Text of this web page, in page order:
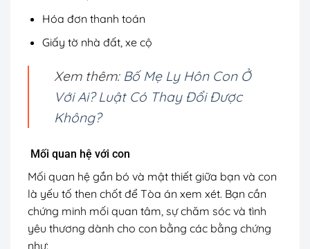
Hóa đơn thanh toán
Giấy tờ nhà đất, xe cộ
Xem thêm: Bố Mẹ Ly Hôn Con Ở
Với Ai? Luật Có Thay Đổi Được
Không?
Mối quan hệ với con
Mối quan hệ gắn bó và mật thiết giữa bạn và con
là yếu tố then chốt để Tòa án xem xét. Bạn cần
chứng minh mối quan tâm, sự chăm sóc và tình
yêu thương dành cho con bằng các bằng chứng
như: